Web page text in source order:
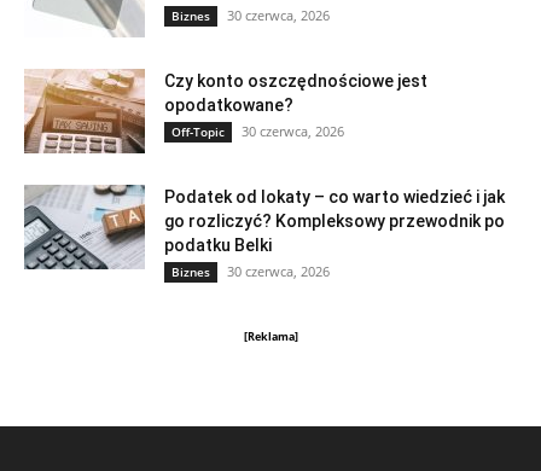
Biznes 30 czerwca, 2026
Czy konto oszczędnościowe jest
opodatkowane?
Off-Topic 30 czerwca, 2026
Podatek od lokaty – co warto wiedzieć i jak
go rozliczyć? Kompleksowy przewodnik po
podatku Belki
Biznes 30 czerwca, 2026
[Reklama]